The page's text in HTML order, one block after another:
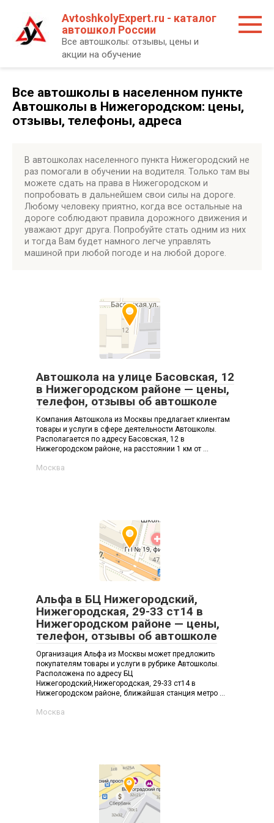
контенту
AvtoshkolyExpert.ru - каталог
автошкол России
Все автошколы: отзывы, цены и
акции на обучение
Все автошколы в населенном пункте
Автошколы в Нижегородском: цены,
отзывы, телефоны, адреса
В автошколах населенного пункта Нижегородский не
раз помогали в обучении на водителя. Только там вы
можете сдать на права в Нижегородском и
попробовать в дальнейшем свои силы на дороге.
Любому человеку приятно, когда все остальные на
дороге соблюдают правила дорожного движения и
уважают друг друга. Попробуйте стать одним из них
и тогда Вам будет намного легче управлять
машиной при любой погоде и на любой дороге.
Автошкола на улице Басовская, 12
в Нижегородском районе — цены,
телефон, отзывы об автошколе
Компания Автошкола из Москвы предлагает клиентам
товары и услуги в сфере деятельности Автошколы.
Располагается по адресу Басовская, 12 в
Нижегородском районе, на расстоянии 1 км от ...
Москва
Альфа в БЦ Нижегородский,
Нижегородская, 29-33 ст14 в
Нижегородском районе — цены,
телефон, отзывы об автошколе
Организация Альфа из Москвы может предложить
покупателям товары и услуги в рубрике Автошколы.
Расположена по адресу БЦ
Нижегородский,Нижегородская, 29-33 ст14 в
Нижегородском районе, ближайшая станция метро ...
Москва